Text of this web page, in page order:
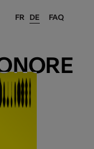
FAQ
FR DE